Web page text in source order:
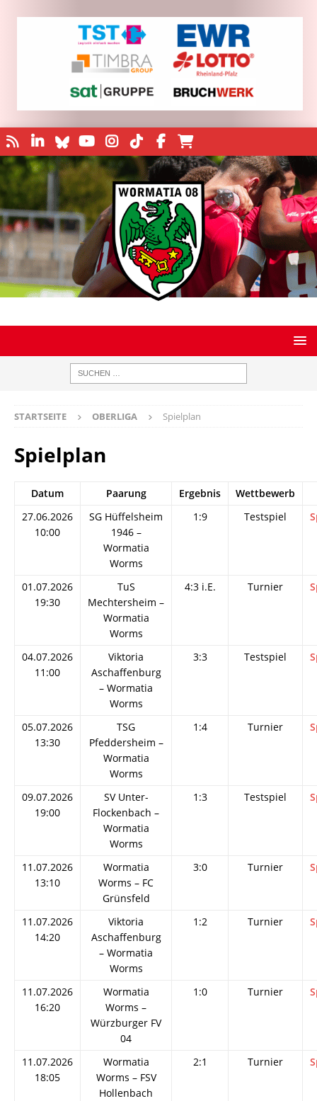
STARTSEITE OBERLIGA Spielplan
Spielplan
Datum Paarung Ergebnis
Wettbewerb
27.06.2026
10:00
SG Hüffelsheim
1946 –
Wormatia
Worms
1:9 Testspiel
01.07.2026
19:30
TuS
Mechtersheim –
Wormatia
Worms
4:3 i.E. Turnier
04.07.2026
11:00
Viktoria
Aschaffenburg
– Wormatia
Worms
3:3 Testspiel
05.07.2026
13:30
TSG
Pfeddersheim –
Wormatia
Worms
1:4 Turnier
09.07.2026
19:00
SV Unter-
Flockenbach –
Wormatia
Worms
1:3 Testspiel
11.07.2026
13:10
Wormatia
Worms – FC
Grünsfeld
3:0 Turnier
11.07.2026
14:20
Viktoria
Aschaffenburg
– Wormatia
Worms
1:2 Turnier
11.07.2026
16:20
Wormatia
Worms –
Würzburger FV
04
1:0 Turnier
11.07.2026
18:05
Wormatia
Worms – FSV
Hollenbach
2:1 Turnier